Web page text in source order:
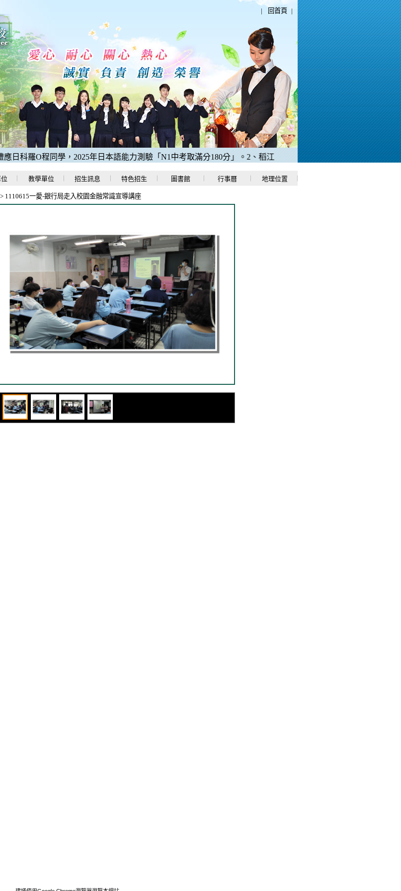
| 回首頁 |
科羅O程同學，2025年日本語能力測驗「N1中考取滿分180分」。 2、稻江哈士奇電競校隊，2025年ＡＣＳ全國電
教學單位 招生訊息 特色招生 圖書館 行事曆 地理位置
> 1110615一愛-銀行局走入校園金融常識宣導講座